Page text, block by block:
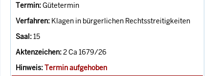
Gütetermin
Klagen in bürgerlichen Rechtsstreitigkeiten
15
2 Ca 1679/26
Termin aufgehoben